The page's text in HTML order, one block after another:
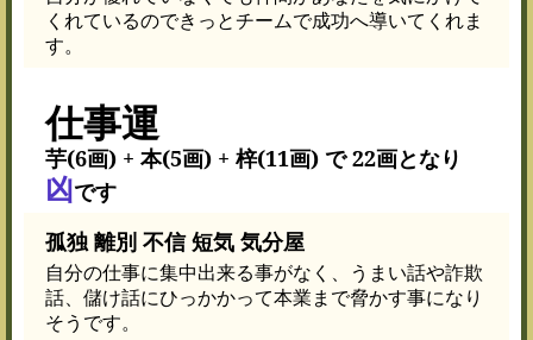
くれているのできっとチームで成功へ導いてくれま
す。
仕事運
芋(6画) + 本(5画) + 梓(11画) で 22画となり
凶です
孤独 離別 不信 短気 気分屋
自分の仕事に集中出来る事がなく、うまい話や詐欺
話、儲け話にひっかかって本業まで脅かす事になり
そうです。